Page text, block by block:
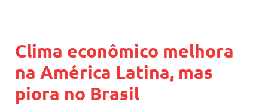
Clima econômico melhora
na América Latina, mas
piora no Brasil